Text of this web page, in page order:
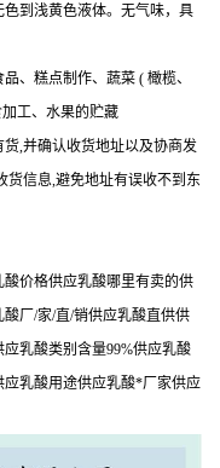
色到浅黄色液体。无气味，具
、糕点制作、蔬菜 ( 橄榄、
工、水果的贮藏
货,并确认收货地址以及协商发
货信息,避免地址有误收不到东
价格供应乳酸哪里有卖的供
厂/家/直/销供应乳酸直供供
乳酸类别含量99%供应乳酸
乳酸用途供应乳酸*厂家供应